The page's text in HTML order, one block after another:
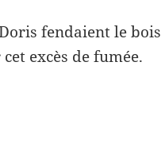
fendaient le bois
excès de fumée.